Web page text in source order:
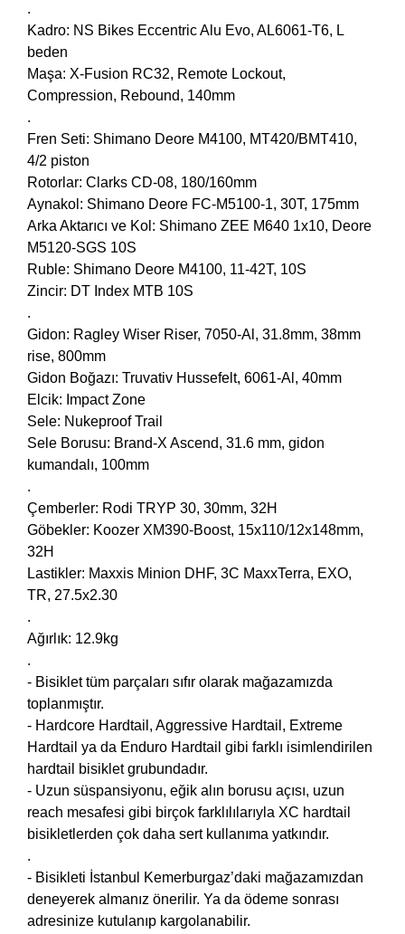
.
Kadro: NS Bikes Eccentric Alu Evo, AL6061-T6, L
beden
Maşa: X-Fusion RC32, Remote Lockout,
Compression, Rebound, 140mm
.
Fren Seti: Shimano Deore M4100, MT420/BMT410,
4/2 piston
Rotorlar: Clarks CD-08, 180/160mm
Aynakol: Shimano Deore FC-M5100-1, 30T, 175mm
Arka Aktarıcı ve Kol: Shimano ZEE M640 1x10, Deore
M5120-SGS 10S
Ruble: Shimano Deore M4100, 11-42T, 10S
Zincir: DT Index MTB 10S
.
Gidon: Ragley Wiser Riser, 7050-Al, 31.8mm, 38mm
rise, 800mm
Gidon Boğazı: Truvativ Hussefelt, 6061-Al, 40mm
Elcik: Impact Zone
Sele: Nukeproof Trail
Sele Borusu: Brand-X Ascend, 31.6 mm, gidon
kumandalı, 100mm
.
Çemberler: Rodi TRYP 30, 30mm, 32H
Göbekler: Koozer XM390-Boost, 15x110/12x148mm,
32H
Lastikler: Maxxis Minion DHF, 3C MaxxTerra, EXO,
TR, 27.5x2.30
.
Ağırlık: 12.9kg
.
- Bisiklet tüm parçaları sıfır olarak mağazamızda
toplanmıştır.
- Hardcore Hardtail, Aggressive Hardtail, Extreme
Hardtail ya da Enduro Hardtail gibi farklı isimlendirilen
hardtail bisiklet grubundadır.
- Uzun süspansiyonu, eğik alın borusu açısı, uzun
reach mesafesi gibi birçok farklılılarıyla XC hardtail
bisikletlerden çok daha sert kullanıma yatkındır.
.
- Bisikleti İstanbul Kemerburgaz’daki mağazamızdan
deneyerek almanız önerilir. Ya da ödeme sonrası
adresinize kutulanıp kargolanabilir.